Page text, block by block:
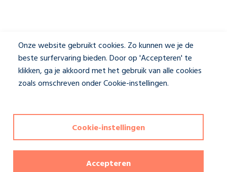
Disclaimer & Privacybeleid|Cookie-instellingen
servicevoorwaarden
Onze website gebruikt cookies. Zo kunnen we je de
beste surfervaring bieden. Door op 'Accepteren' te
klikken, ga je akkoord met het gebruik van alle cookies
zoals omschreven onder Cookie-instellingen.
Cookie-instellingen
Accepteren